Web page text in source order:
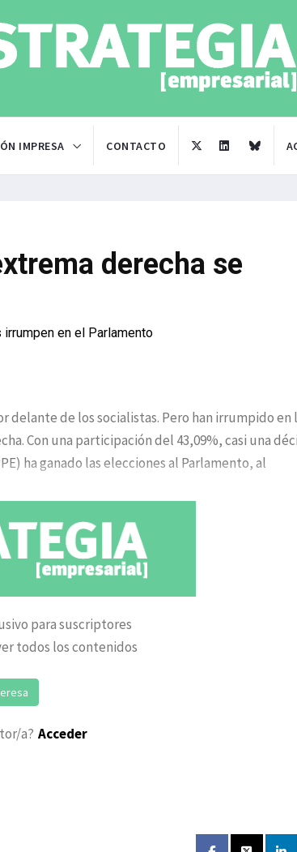
IMPRESA CONTACTO
derecha se
en el Parlamento
delante de los socialistas. Pero han irrumpido en
Con una participación del 43,09%, casi una
ha ganado las elecciones al Parlamento, al
para suscriptores
todos los contenidos
a? Acceder